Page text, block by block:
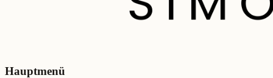
Hauptmenü